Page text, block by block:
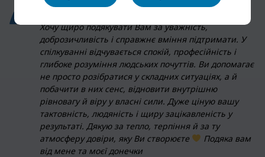
Хочу щиро подякувати Вам за уважність,
доброзичливість і справжнє вміння підтримати. У
спілкуванні відчувається спокій, професійність і
глибоке розуміння людських почуттів. Ви допомагає
не просто розібратися у складних ситуаціях, а й
побачити в них сенс, відновити внутрішню
рівновагу й віру у власні сили. Дуже ціную вашу
тактовність, людяність і щиру зацікавленість у
результаті. Дякую за тепло, терпіння й за ту
атмосферу довіри, яку Ви створюєте
Подяка вам
від мене та моєї донечки